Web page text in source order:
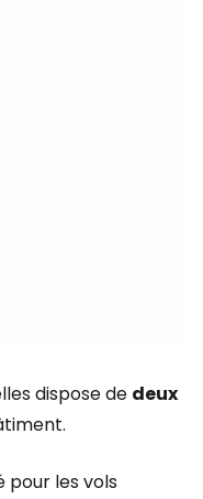
dispose de deux
pour les vols